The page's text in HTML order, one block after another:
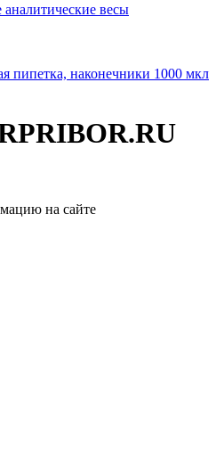
весы
пипетка, наконечники 1000 мкл
на сайте